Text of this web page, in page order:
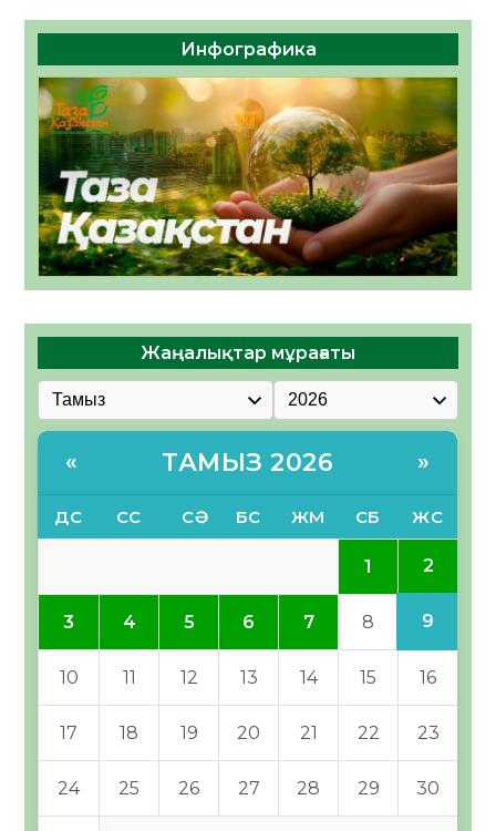
Инфографика
Жаңалықтар мұрағаты
« ТАМЫЗ 2026 »
ДС СС СӘ БС ЖМ СБ ЖС
1 2
3 4 5 6 7 8 9
10 11 12 13 14 15 16
17 18 19 20 21 22 23
24 25 26 27 28 29 30